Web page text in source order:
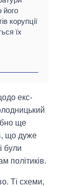
його
корупції
їх
екс-
ще
що дуже
були
політиків.
Ті схеми,